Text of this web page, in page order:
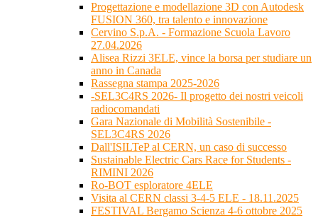
Progettazione e modellazione 3D con Autodesk
FUSION 360, tra talento e innovazione
Cervino S.p.A. - Formazione Scuola Lavoro
27.04.2026
Alisea Rizzi 3ELE, vince la borsa per studiare un
anno in Canada
Rassegna stampa 2025-2026
-SEL3C4RS 2026- Il progetto dei nostri veicoli
radiocomandati
Gara Nazionale di Mobilità Sostenibile -
SEL3C4RS 2026
Dall'ISILTeP al CERN, un caso di successo
Sustainable Electric Cars Race for Students -
RIMINI 2026
Ro-BOT esploratore 4ELE
Visita al CERN classi 3-4-5 ELE - 18.11.2025
FESTIVAL Bergamo Scienza 4-6 ottobre 2025